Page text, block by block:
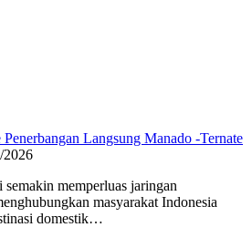
Langsung Manado -Ternate
2026
memperluas jaringan
masyarakat Indonesia
domestik…